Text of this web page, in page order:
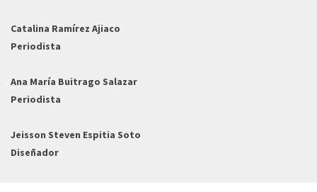
Catalina Ramírez Ajiaco
Periodista
Ana María Buitrago Salazar
Periodista
Jeisson Steven Espitia Soto
Diseñador